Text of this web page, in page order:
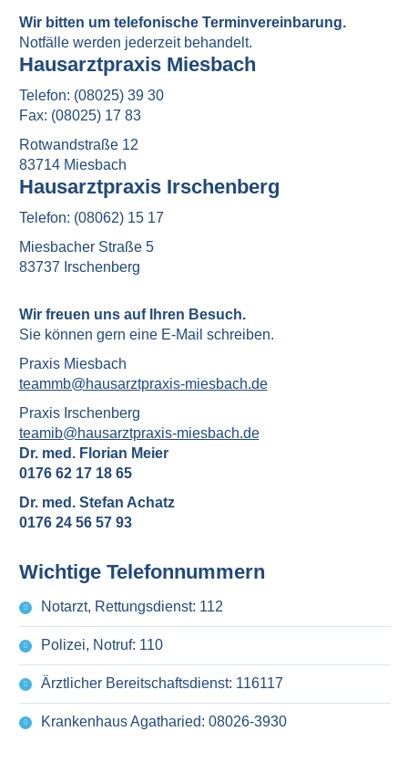
Wir bitten um telefonische Terminvereinbarung.
Notfälle werden jederzeit behandelt.
Hausarztpraxis Miesbach
Telefon: (08025) 39 30
Fax: (08025) 17 83
Rotwandstraße 12
83714 Miesbach
Hausarztpraxis Irschenberg
Telefon: (08062) 15 17
Miesbacher Straße 5
83737 Irschenberg
Wir freuen uns auf Ihren Besuch.
Sie können gern eine E-Mail schreiben.
Praxis Miesbach
teammb@hausarztpraxis-miesbach.de
Praxis Irschenberg
teamib@hausarztpraxis-miesbach.de
Dr. med. Florian Meier
0176 62 17 18 65
Dr. med. Stefan Achatz
0176 24 56 57 93
Wichtige Telefonnummern
Notarzt, Rettungsdienst: 112
Polizei, Notruf: 110
Ärztlicher Bereitschaftsdienst: 116117
Krankenhaus Agatharied: 08026-3930